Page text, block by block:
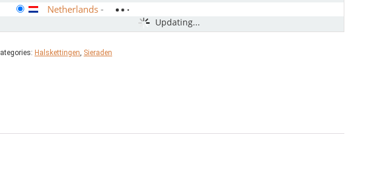
Updating...
Netherlands -
Halskettingen, Sieraden